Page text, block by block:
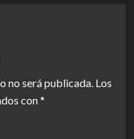
no será publicada. Los
con*